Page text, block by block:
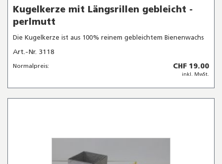
Kugelkerze mit Längsrillen gebleicht -
perlmutt
Die Kugelkerze ist aus 100% reinem gebleichtem Bienenwachs
Art.-Nr. 3118
Normalpreis: CHF 19.00
inkl. MwSt.